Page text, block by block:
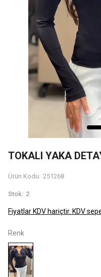
TOKALI YAKA
Ürün Kodu: 251268
Stok: 2
Fiyatlar KDV hariçtir. KDV
Renk